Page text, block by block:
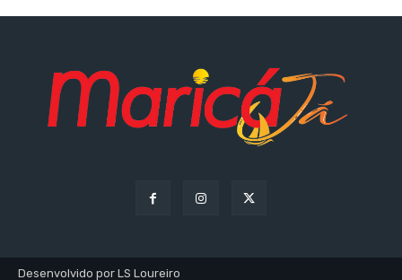
Desenvolvido por LS Loureiro